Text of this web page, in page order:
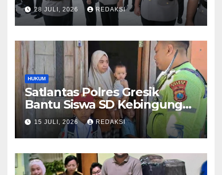
Perkuat Regenerasi
Kepemimpinan dan
Pelayanan Presisi
28 JULI, 2026 REDAKSI
HUKUM
Satlantas Polres Gresik
Bantu Siswa SD Kebingungan
Saat Pulang Sekolah,
Langsung Diantar ke Rumah
Orang Tua Lega
15 JULI, 2026 REDAKSI